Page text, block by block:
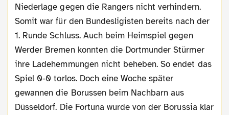
Niederlage gegen die Rangers nicht verhindern.
Somit war für den Bundesligisten bereits nach der
1. Runde Schluss. Auch beim Heimspiel gegen
Werder Bremen konnten die Dortmunder Stürmer
ihre Ladehemmungen nicht beheben. So endet das
Spiel 0-0 torlos. Doch eine Woche später
gewannen die Borussen beim Nachbarn aus
Düsseldorf. Die Fortuna wurde von der Borussia klar